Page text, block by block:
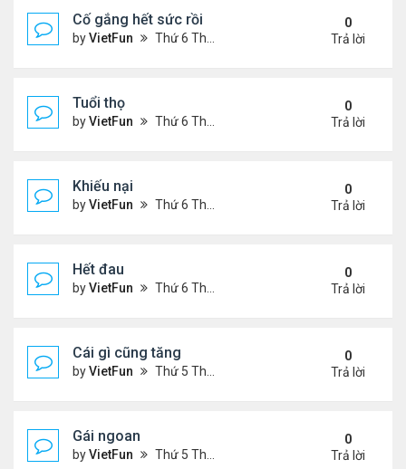
Cố gắng hết sức rồi
byVietFun Thứ 6 Tháng 11 05, 2021 12:03 pm
0
Trả lời
Tuổi thọ
byVietFun Thứ 6 Tháng 11 05, 2021 11:57 am
0
Trả lời
Khiếu nại
byVietFun Thứ 6 Tháng 11 05, 2021 11:53 am
0
Trả lời
Hết đau
byVietFun Thứ 6 Tháng 11 05, 2021 11:47 am
0
Trả lời
Cái gì cũng tăng
byVietFun Thứ 5 Tháng 11 04, 2021 9:31 pm
0
Trả lời
Gái ngoan
byVietFun Thứ 5 Tháng 11 04, 2021 9:28 pm
0
Trả lời